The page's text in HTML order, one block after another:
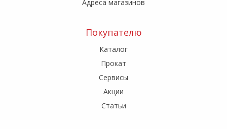
Адреса магазинов
Покупателю
Каталог
Прокат
Сервисы
Акции
Статьи